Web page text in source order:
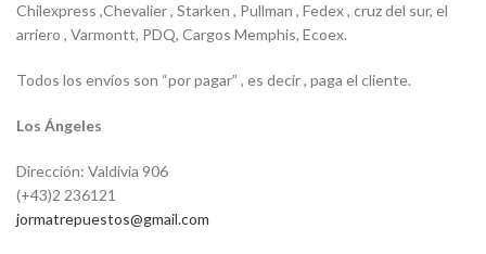
Chilexpress ,Chevalier , Starken , Pullman , Fedex , cruz del sur, el
arriero , Varmontt, PDQ, Cargos Memphis, Ecoex.
Todos los envíos son “por pagar” , es decir , paga el cliente.
Los Ángeles
Dirección: Valdivia 906
(+43)2 236121
jormatrepuestos@gmail.com